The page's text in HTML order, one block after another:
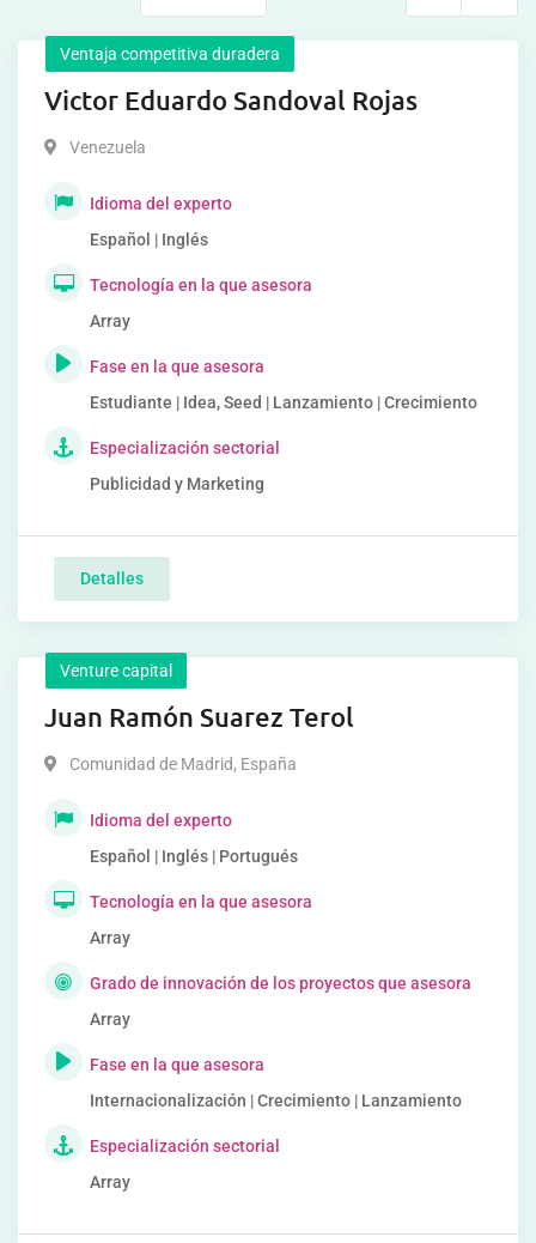
Ventaja competitiva duradera
Victor Eduardo Sandoval Rojas
Venezuela
Idioma del experto
Español | Inglés
Tecnología en la que asesora
Array
Fase en la que asesora
Estudiante | Idea, Seed | Lanzamiento | Crecimiento
Especialización sectorial
Publicidad y Marketing
Detalles
Venture capital
Juan Ramón Suarez Terol
Comunidad de Madrid, España
Idioma del experto
Español | Inglés | Portugués
Tecnología en la que asesora
Array
Grado de innovación de los proyectos que asesora
Array
Fase en la que asesora
Internacionalización | Crecimiento | Lanzamiento
Especialización sectorial
Array